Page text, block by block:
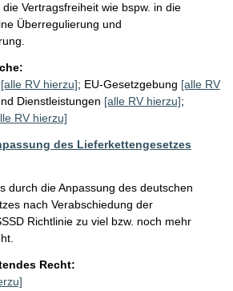
Vertragsfreiheit wie bspw. in die
Überregulierung und
[alle RV hierzu]; EU-Gesetzgebung [alle RV
Dienstleistungen [alle RV hierzu];
RV hierzu]
des Lieferkettengesetzes
durch die Anpassung des deutschen
nach Verabschiedung der
Richtlinie zu viel bzw. noch mehr
Recht: